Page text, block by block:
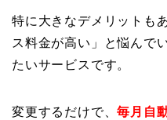
特に大きなデメリットも
ス料金が高い」と悩んで
たいサービスです。
変更するだけで、毎月自